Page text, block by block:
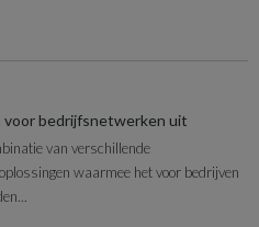
bedrijfsnetwerken uit
van verschillende
waarmee het voor bedrijven